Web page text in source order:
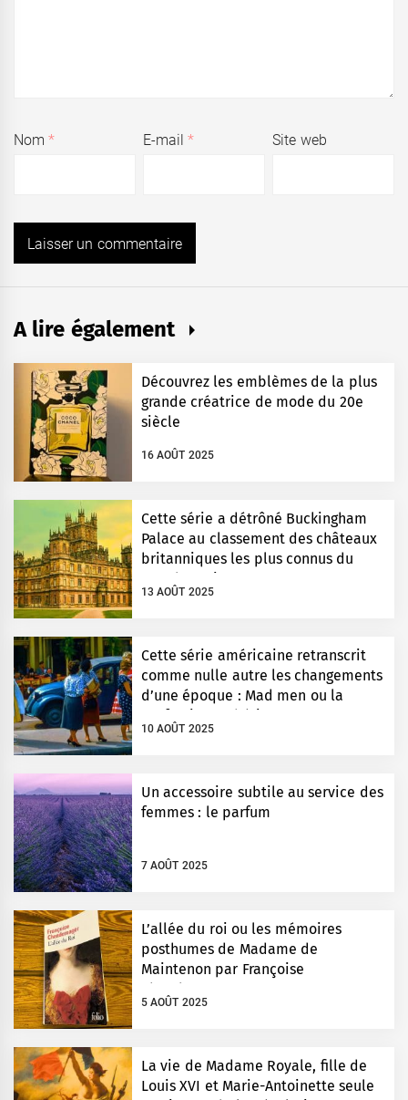
Nom* E-mail* Site web
A lire également
Découvrez les emblèmes de la plus
grande créatrice de mode du 20e
siècle
16 AOÛT 2025
Cette série a détrôné Buckingham
Palace au classement des châteaux
britanniques les plus connus du
monde entier
13 AOÛT 2025
Cette série américaine retranscrit
comme nulle autre les changements
d’une époque : Mad men ou la
perfection esthétique
10 AOÛT 2025
Un accessoire subtile au service des
femmes : le parfum
7 AOÛT 2025
L’allée du roi ou les mémoires
posthumes de Madame de
Maintenon par Françoise
Chandernagor
5 AOÛT 2025
La vie de Madame Royale, fille de
Louis XVI et Marie-Antoinette seule